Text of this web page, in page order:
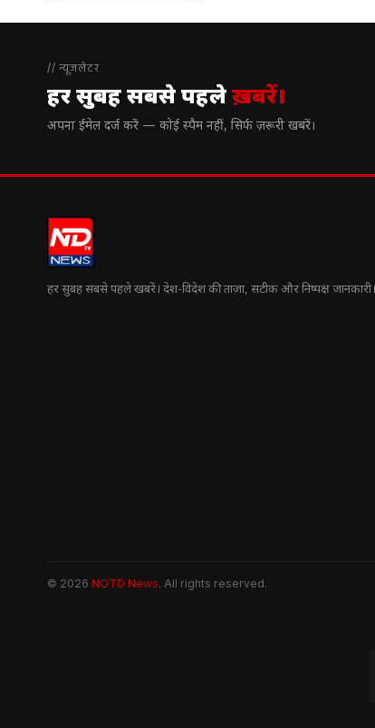
// न्यूज़लेटर
हर सुबह सबसे पहलेख़बरें।
अपना ईमेल दर्ज करें — कोई स्पैम नहीं, सिर्फ ज़रूरी खबरें।
हर सुबह सबसे पहले खबरें। देश-विदेश की ताज़ा, सटीक और निष्पक्ष जानकारी।
© 2026 NOTD News. All rights reserved.